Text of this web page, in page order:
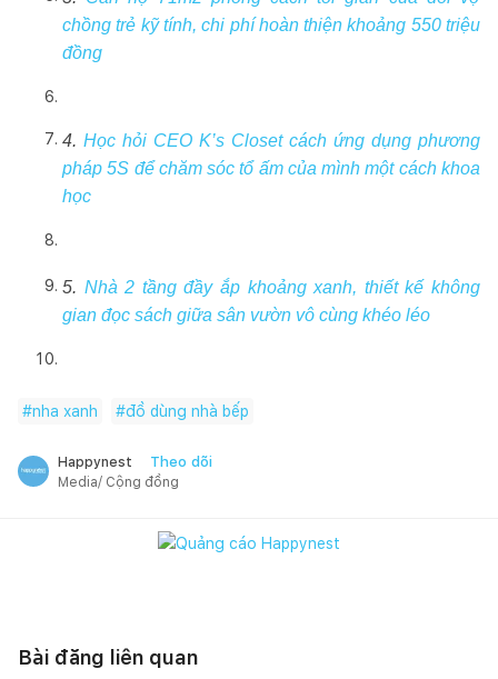
chồng trẻ kỹ tính, chi phí hoàn thiện khoảng 550 triệu
đồng
4. Học hỏi CEO K’s Closet cách ứng dụng phương
pháp 5S để chăm sóc tổ ấm của mình một cách khoa
học
5. Nhà 2 tầng đầy ắp khoảng xanh, thiết kế không
gian đọc sách giữa sân vườn vô cùng khéo léo
#nha xanh #đồ dùng nhà bếp
Happynest Theo dõi
Media/ Cộng đồng
Bài đăng liên quan